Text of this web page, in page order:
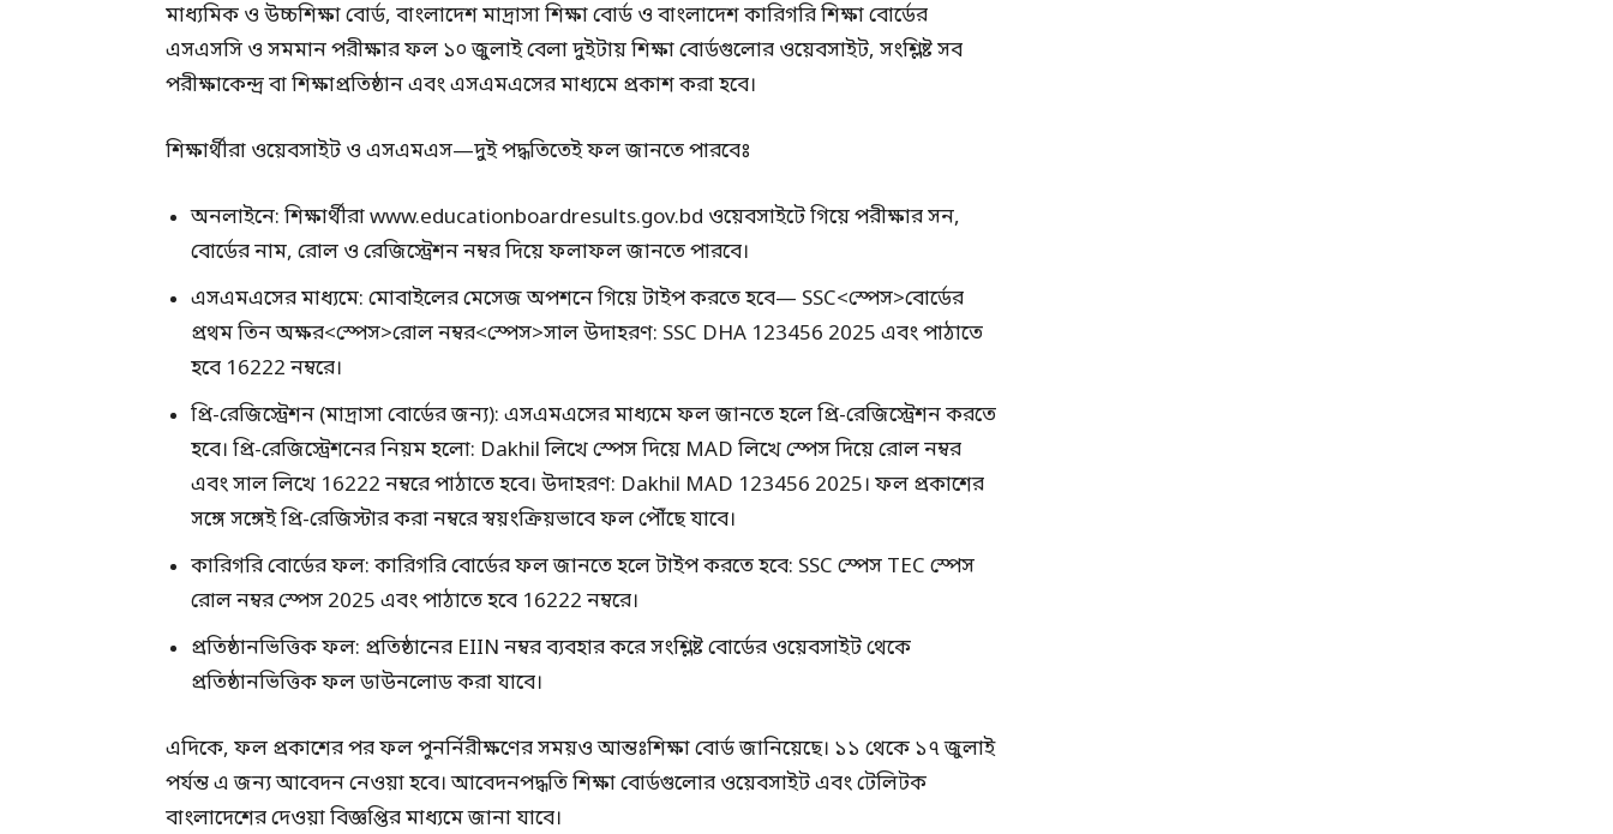
মাধ্যমিক ও উচ্চশিক্ষা বোর্ড, বাংলাদেশ মাদ্রাসা শিক্ষা বোর্ড ও বাংলাদেশ কারিগরি শিক্ষা বোর্ডের
এসএসসি ও সমমান পরীক্ষার ফল ১০ জুলাই বেলা দুইটায় শিক্ষা বোর্ডগুলোর ওয়েবসাইট, সংশ্লিষ্ট সব
পরীক্ষাকেন্দ্র বা শিক্ষাপ্রতিষ্ঠান এবং এসএমএসের মাধ্যমে প্রকাশ করা হবে।
শিক্ষার্থীরা ওয়েবসাইট ও এসএমএস—দুই পদ্ধতিতেই ফল জানতে পারবেঃ
অনলাইনে: শিক্ষার্থীরা www.educationboardresults.gov.bd ওয়েবসাইটে গিয়ে পরীক্ষার সন,
বোর্ডের নাম, রোল ও রেজিস্ট্রেশন নম্বর দিয়ে ফলাফল জানতে পারবে।
এসএমএসের মাধ্যমে: মোবাইলের মেসেজ অপশনে গিয়ে টাইপ করতে হবে— SSC<স্পেস>বোর্ডের
প্রথম তিন অক্ষর<স্পেস>রোল নম্বর<স্পেস>সাল উদাহরণ: SSC DHA 123456 2025 এবং পাঠাতে
হবে 16222 নম্বরে।
প্রি-রেজিস্ট্রেশন (মাদ্রাসা বোর্ডের জন্য): এসএমএসের মাধ্যমে ফল জানতে হলে প্রি-রেজিস্ট্রেশন করতে
হবে। প্রি-রেজিস্ট্রেশনের নিয়ম হলো: Dakhil লিখে স্পেস দিয়ে MAD লিখে স্পেস দিয়ে রোল নম্বর
এবং সাল লিখে 16222 নম্বরে পাঠাতে হবে। উদাহরণ: Dakhil MAD 123456 2025। ফল প্রকাশের
সঙ্গে সঙ্গেই প্রি-রেজিস্টার করা নম্বরে স্বয়ংক্রিয়ভাবে ফল পৌঁছে যাবে।
কারিগরি বোর্ডের ফল: কারিগরি বোর্ডের ফল জানতে হলে টাইপ করতে হবে: SSC স্পেস TEC স্পেস
রোল নম্বর স্পেস 2025 এবং পাঠাতে হবে 16222 নম্বরে।
প্রতিষ্ঠানভিত্তিক ফল: প্রতিষ্ঠানের EIIN নম্বর ব্যবহার করে সংশ্লিষ্ট বোর্ডের ওয়েবসাইট থেকে
প্রতিষ্ঠানভিত্তিক ফল ডাউনলোড করা যাবে।
এদিকে, ফল প্রকাশের পর ফল পুনর্নিরীক্ষণের সময়ও আন্তঃশিক্ষা বোর্ড জানিয়েছে। ১১ থেকে ১৭ জুলাই
পর্যন্ত এ জন্য আবেদন নেওয়া হবে। আবেদনপদ্ধতি শিক্ষা বোর্ডগুলোর ওয়েবসাইট এবং টেলিটক
বাংলাদেশের দেওয়া বিজ্ঞপ্তির মাধ্যমে জানা যাবে।